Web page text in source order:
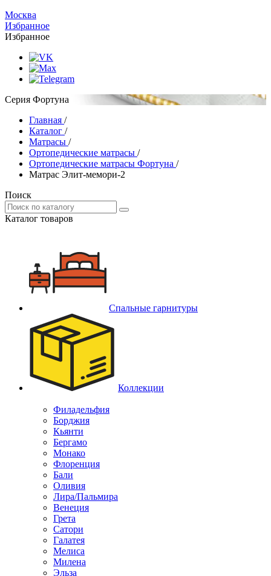
Москва
Избранное
Избранное
Серия Фортуна
Главная /
Каталог /
Матрасы /
Ортопедические матрасы /
Ортопедические матрасы Фортуна /
Матрас Элит-мемори-2
Поиск
Каталог товаров
Спальные гарнитуры
Коллекции
Филадельфия
Борджия
Кьянти
Бергамо
Монако
Флоренция
Бали
Оливия
Лира/Пальмира
Венеция
Грета
Сатори
Галатея
Мелиса
Милена
Эльза